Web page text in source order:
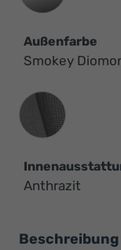
Außenfarbe
Smokey
Anthrazit
Beschreibung